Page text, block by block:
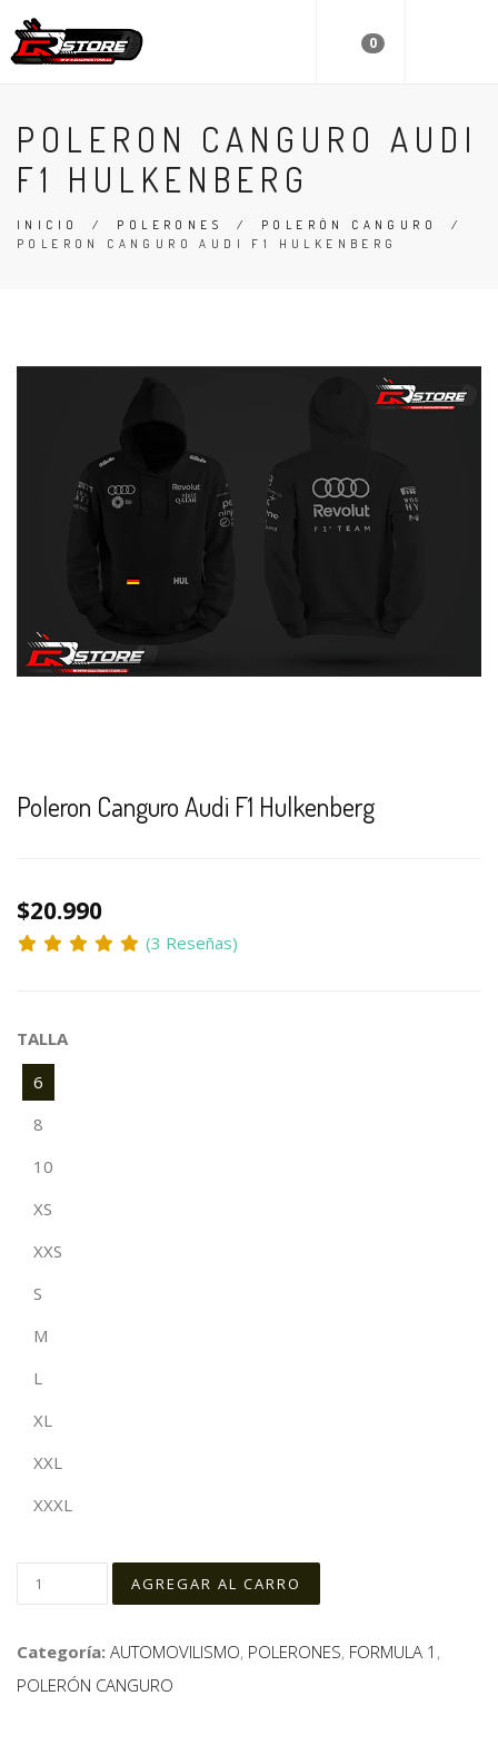
0
POLERON CANGURO AUDI
F1 HULKENBERG
INICIO / POLERONES / POLERÓN CANGURO
/
POLERON CANGURO AUDI F1 HULKENBERG
Poleron Canguro Audi F1 Hulkenberg
$20.990
(3 Reseñas)
TALLA
6
8
10
XS
XXS
S
M
L
XL
XXL
XXXL
Categoría: AUTOMOVILISMO, POLERONES, FORMULA 1 ,
POLERÓN CANGURO